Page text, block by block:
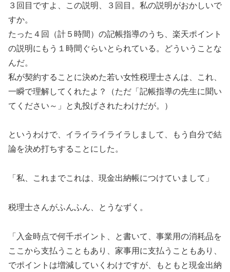
３回目ですよ、この説明、３回目。私の説明がおかしいで
すか。
たった４回（計５時間）の記帳指導のうち、楽天ポイント
の説明にもう１時間ぐらいとられている。どういうことな
んだ。
私が契約することに決めた若い女性税理士さんは、これ、
一瞬で理解してくれたよ？（ただ「記帳指導の先生に聞い
てください～」と丸投げされたわけだが。）
というわけで、イライライライラしまして、もう自分で結
論を決め打ちすることにした。
「私、これまでこれは、現金出納帳につけていまして」
税理士さんがふんふん、とうなずく。
「入金時点で何千ポイント、と書いて、事業用の消耗品を
ここから支払うこともあり、家事用に支払うこともあり、
でポイントは増減していくわけですが、もともと現金出納